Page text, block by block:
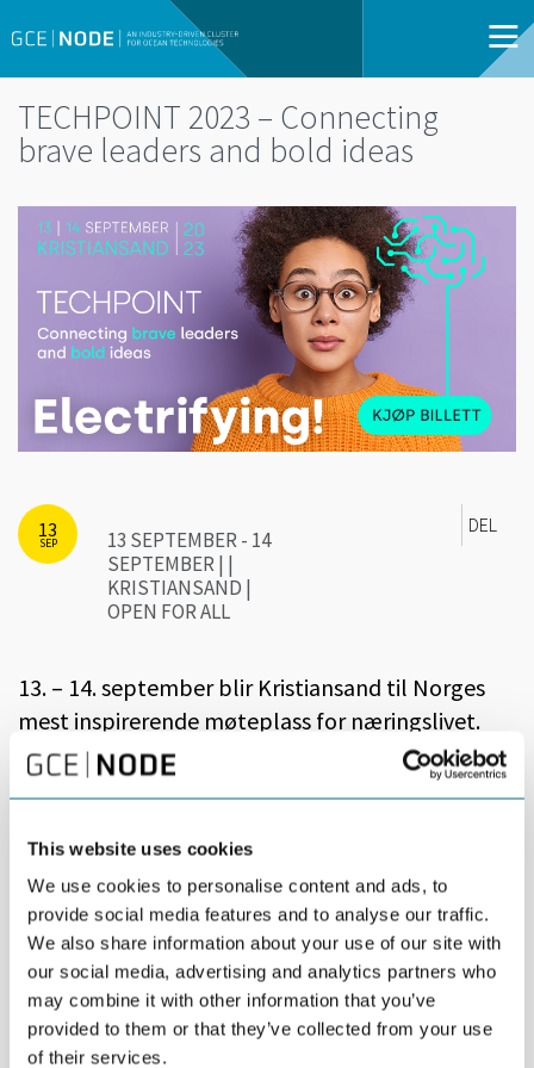
This website uses cookies
We use cookies to personalise content and ads, to
provide social media features and to analyse our traffic.
We also share information about your use of our site with
our social media, advertising and analytics partners who
may combine it with other information that you’ve
provided to them or that they’ve collected from your use
of their services.
TECHPOINT 2023 – Connecting
brave leaders and bold ideas
13
SEP
13 SEPTEMBER - 14
SEPTEMBER | |
KRISTIANSAND |
OPEN FOR ALL
DEL
13. – 14. september blir Kristiansand til Norges
mest inspirerende møteplass for næringslivet.
Techpoint 2023 blir tidenes største med nærmere 1000
deltakere fra hele næringslivet, en imponerende lineup
Her settes søkelyset på hvordan teknologi bidrar til å
forme fremtidens virksomheter og en bærekraftig
verden. Nordens mest suksessfulle og fremtidsrettede
ledere, gründere og internasjonale eksperter
kommer for å dele deres historier og kunnskap under
Techpoint 2023.